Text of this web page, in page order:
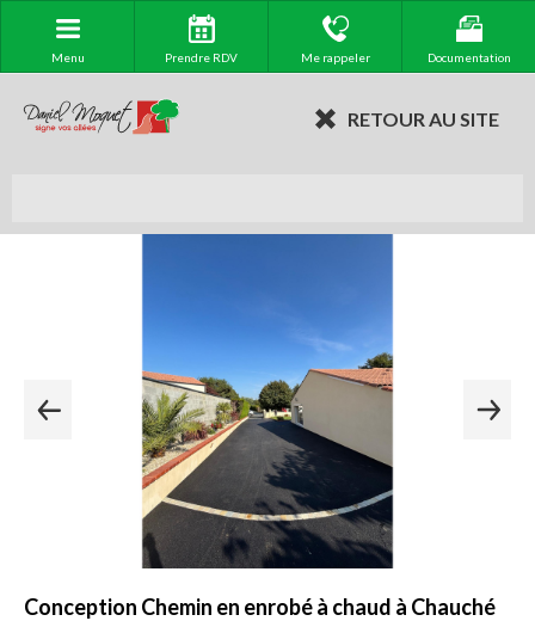
Menu Prendre RDV Me rappeler Documentation
RETOUR AU SITE
Conception Chemin en enrobé à chaud à Chauché